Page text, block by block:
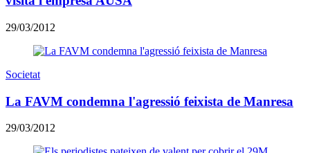
29/03/2012
Societat
La FAVM condemna l'agressió feixista de Manresa
29/03/2012